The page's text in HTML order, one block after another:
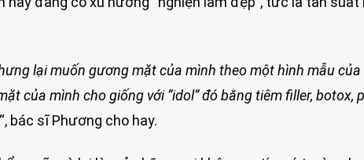
lại muốn gương mặt của mình theo một hình mẫu
của mình cho giống với “idol” đó bằng tiêm filler, botox,
“, bác sĩ Phương cho hay.